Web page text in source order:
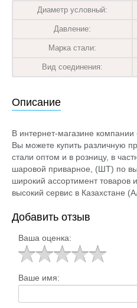
Диаметр условный:
Давление:
Марка стали:
Вид соединения:
Описание
В интернет-магазине
Вы можете купить различную
стали оптом и в розницу, в
шаровой приварное, (ШТ) по
широкий ассортимент товаров
высокий сервис в Казахстане
Добавить отзыв
Ваша оценка:
Ваше имя: